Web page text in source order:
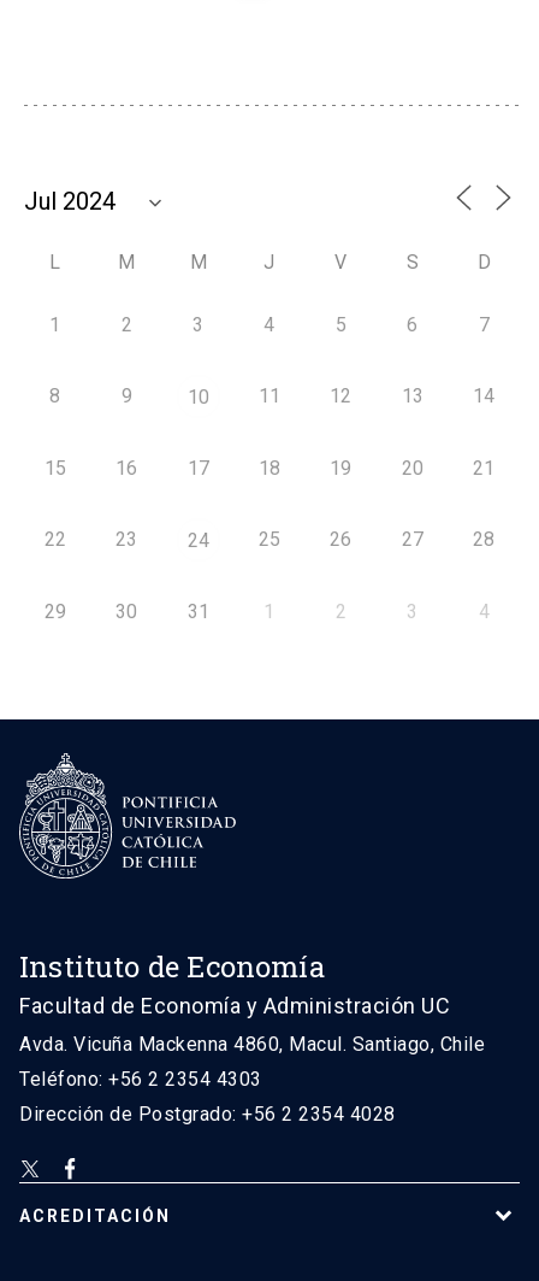
L M M J V S D
1 2 3 4 5 6 7
8 9 10 11 12 13 14
15 16 17 18 19 20 21
22 23 24 25 26 27 28
29 30 31 1 2 3 4
Instituto de Economía
Facultad de Economía y Administración UC
Avda. Vicuña Mackenna 4860, Macul. Santiago, Chile
Teléfono: +56 2 2354 4303
Dirección de Postgrado: +56 2 2354 4028
ACREDITACIÓN